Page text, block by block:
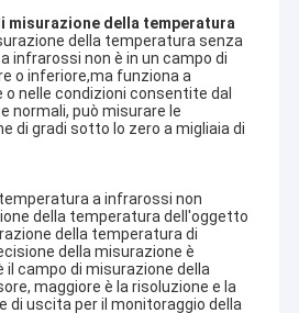
misurazione della temperatura
della temperatura senza
infrarossi non è in un campo di
o inferiore,ma funziona a
nelle condizioni consentite dal
normali, può misurare le
di gradi sotto lo zero a migliaia di
a infrarossi non
della temperatura dell'oggetto
della temperatura di
della misurazione è
campo di misurazione della
maggiore è la risoluzione e la
di uscita per il monitoraggio della